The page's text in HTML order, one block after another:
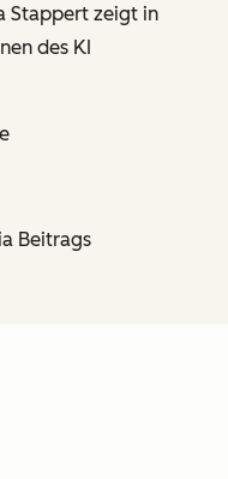
Stappert zeigt in
des KI
Beitrags